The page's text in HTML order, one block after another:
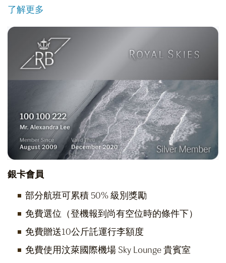
了解更多
銀卡會員
部分航班可累積 50% 級別獎勵
免費選位（登機報到尚有空位時的條件下）
免費贈送10公斤託運行李額度
免費使用汶萊國際機場 Sky Lounge 貴賓室